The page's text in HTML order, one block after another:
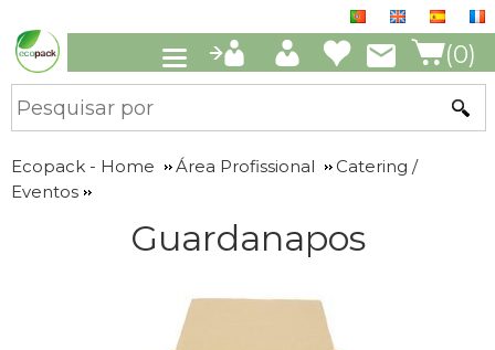
(0)
Ecopack - Home Área Profissional
Catering /
Eventos
Guardanapos